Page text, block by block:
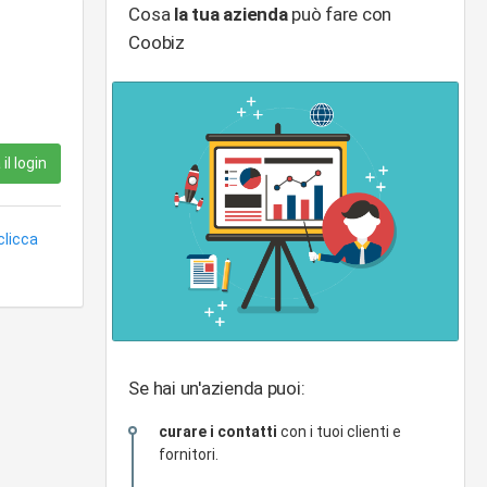
login
Cosa la tua aziendapuò fare con
Coobiz
Se hai un'azienda puoi:
curare i contatti con i tuoi clienti e
fornitori.